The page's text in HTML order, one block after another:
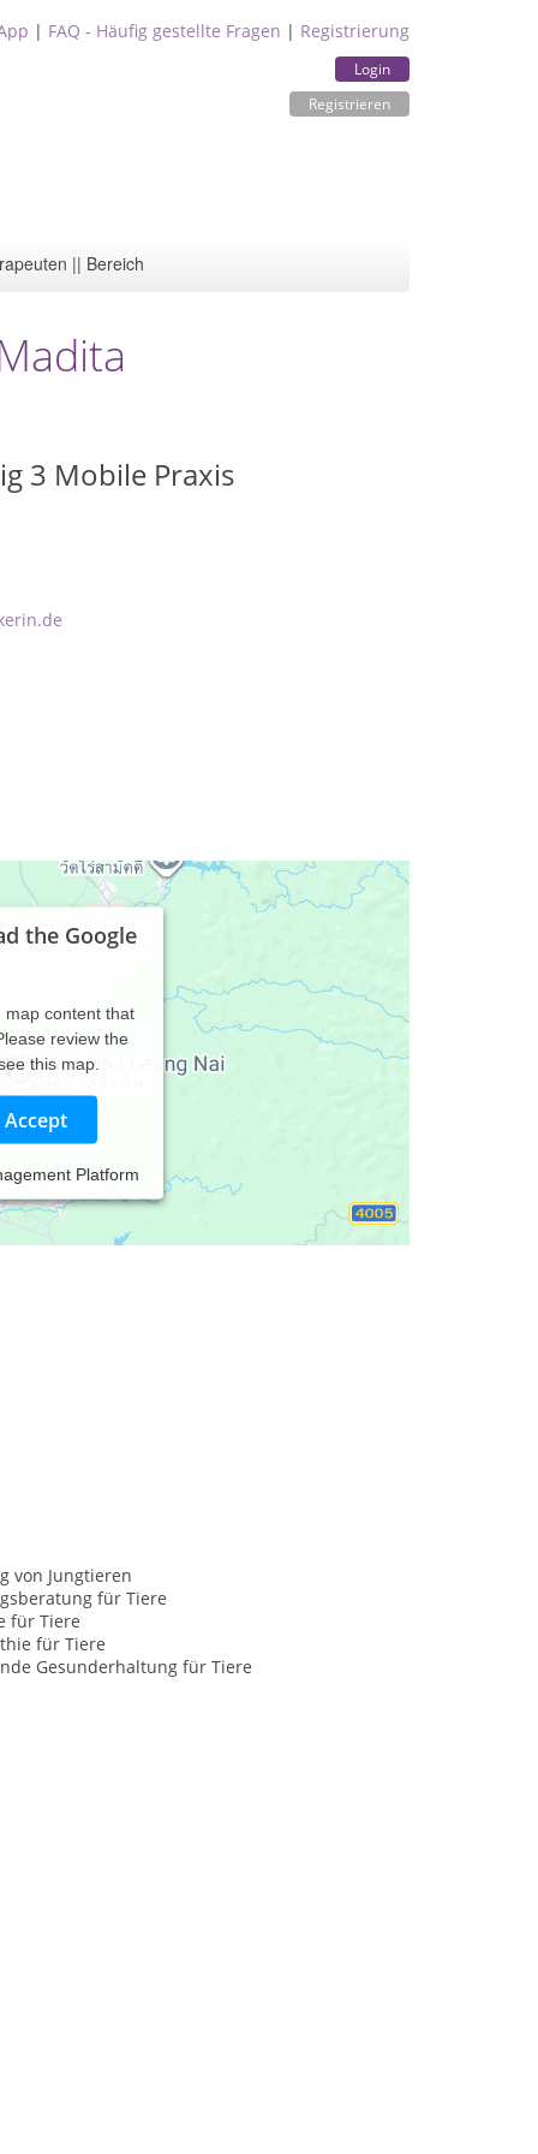
| FAQ - Häufig gestellte Fragen | Registrierung
Login
Registrieren
|| Bereich
3 Mobile Praxis
the Google
map content that
review the
this map.
Accept
Platform
von Jungtieren
für Tiere
für Tiere
für Tiere
Gesunderhaltung für Tiere